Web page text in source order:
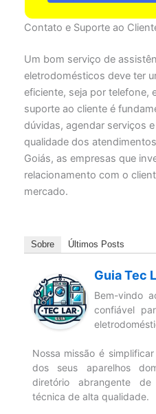
Contato e Suporte ao
Um bom serviço de
eletrodomésticos deve ter
eficiente, seja por telefone,
suporte ao cliente é
dúvidas, agendar serviços
qualidade dos
Goiás, as empresas que
relacionamento com o
mercado.
Sobre Últimos Posts
Guia Tec
Bem-vindo
confiável
Nossa missão é
dos seus aparelhos
diretório abrangente
técnica de alta qualidade.